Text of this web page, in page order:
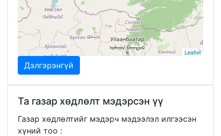
Leaflet
Дэлгэрэнгүй
Та газар хөдлөлт мэдэрсэн үү
Газар хөдлөлтийг мэдэрч мэдээлэл илгээсэн
хүний тоо :